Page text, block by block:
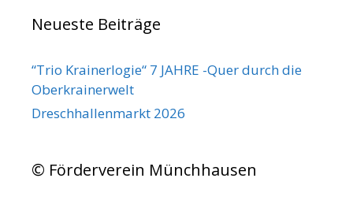
Neueste Beiträge
“Trio Krainerlogie“ 7 JAHRE -Quer durch die
Oberkrainerwelt
Dreschhallenmarkt 2026
© Förderverein Münchhausen